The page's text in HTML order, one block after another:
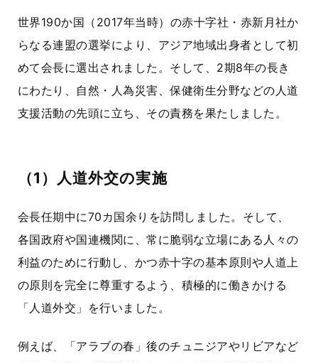
世界190か国 （2017年当時）の赤十字社・赤新月社か
らなる連盟の選挙により、アジア地域出身者として初
めて会長に選出されました。そして、 2期8年の長き
にわたり、自然・人為災害、保健衛生分野などの人道
支援活動の先頭に立ち、その責務を果たしました。
（1）人道外交の実施
会長任期中に70カ国余りを訪問しました。そして、
各国政府や国連機関に、常に脆弱な立場にある人々の
利益のために行動し、かつ赤十字の基本原則や人道上
の原則を完全に尊重するよう、積極的に働きかける
「人道外交」 を行いました。
例えば、 「アラブの春」後のチュニジアやリビアなど